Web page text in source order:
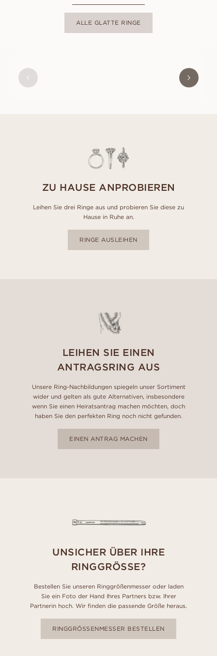
ALLE GLATTE RINGE
ZU HAUSE ANPROBIEREN
Leihen Sie drei Ringe aus und probieren Sie diese zu
Hause in Ruhe an.
RINGE AUSLEIHEN
LEIHEN SIE EINEN
ANTRAGSRING AUS
Unsere Ring-Nachbildungen spiegeln unser Sortiment
wider und gelten als gute Alternativen, insbesondere
wenn Sie einen Heiratsantrag machen möchten, doch
haben Sie den perfekten Ring noch nicht gefunden.
EINEN ANTRAG MACHEN
UNSICHER ÜBER IHRE
RINGGRÖSSE?
Bestellen Sie unseren Ringgrößenmesser oder laden
Sie ein Foto der Hand Ihres Partners bzw. Ihrer
Partnerin hoch. Wir finden die passende Größe heraus.
RINGGRÖSSENMESSER BESTELLEN